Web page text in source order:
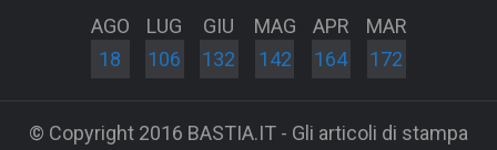
AGO
18
LUG
106
GIU
132
MAG
142
APR
164
MAR
172
© Copyright 2016 BASTIA.IT - Gli articoli di stampa